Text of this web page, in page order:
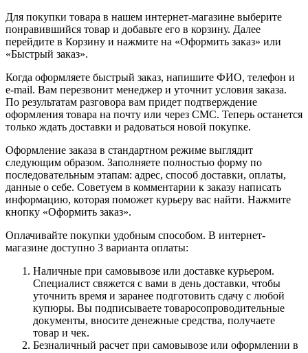
Для покупки товара в нашем интернет-магазине выберите
понравившийся товар и добавьте его в корзину. Далее
перейдите в Корзину и нажмите на «Оформить заказ» или
«Быстрый заказ».
Когда оформляете быстрый заказ, напишите ФИО, телефон и
e-mail. Вам перезвонит менеджер и уточнит условия заказа.
По результатам разговора вам придет подтверждение
оформления товара на почту или через СМС. Теперь останется
только ждать доставки и радоваться новой покупке.
Оформление заказа в стандартном режиме выглядит
следующим образом. Заполняете полностью форму по
последовательным этапам: адрес, способ доставки, оплаты,
данные о себе. Советуем в комментарии к заказу написать
информацию, которая поможет курьеру вас найти. Нажмите
кнопку «Оформить заказ».
Оплачивайте покупки удобным способом. В интернет-
магазине доступно 3 варианта оплаты:
Наличные при самовывозе или доставке курьером.
Специалист свяжется с вами в день доставки, чтобы
уточнить время и заранее подготовить сдачу с любой
купюры. Вы подписываете товаросопроводительные
документы, вносите денежные средства, получаете
товар и чек.
Безналичный расчет при самовывозе или оформлении в